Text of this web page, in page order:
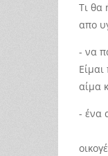
Τι θα
απο
- να
αίμα
- ένα